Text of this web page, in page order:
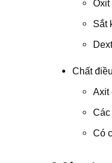
Oxit
Sắt
Chất
Axit
Các
Có